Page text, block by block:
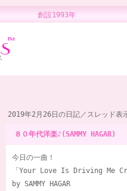
創設1993年 コ
2019年2月26日の日記／スレッド表
８０年代洋楽♪(SAMMY HAGAR)
今日の一曲！
「Your Love Is Driving Me
by SAMMY HAGAR